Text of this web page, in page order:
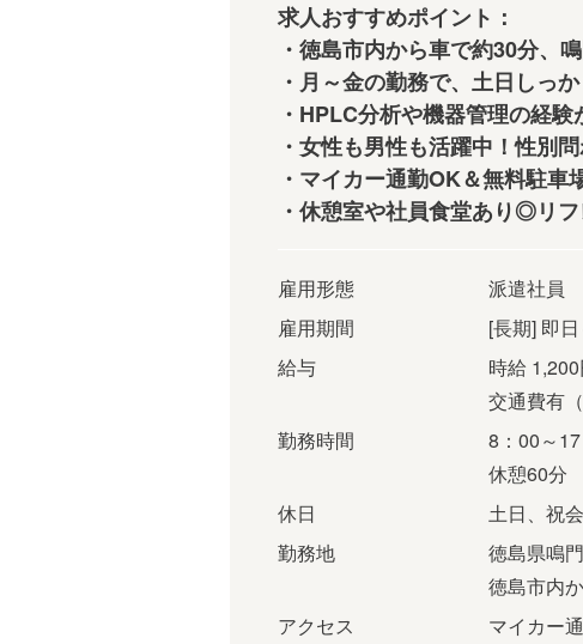
求人おすすめポイント：
・徳島市内から車で約30分、
・月～金の勤務で、土日しっ
・HPLC分析や機器管理の経
・女性も男性も活躍中！性別
・マイカー通勤OK＆無料駐
・休憩室や社員食堂あり◎リ
雇用形態
派遣社員
雇用期間
[長期] 即
給与
時給
交通費有
勤務時間
8：00～17
休憩60分
休日
土日、祝
勤務地
徳島県鳴
徳島市内
アクセス
マイカー